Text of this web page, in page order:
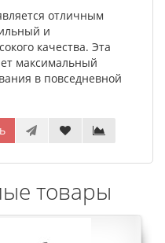
отличным
и
качества. Эта
максимальный
в повседневной
товары